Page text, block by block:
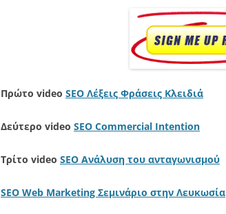
Πρώτο video SEO Λέξεις Φράσεις Κλειδιά
Δεύτερο video SEO Commercial Intention
Τρίτο video SEO Ανάλυση του ανταγωνισμού
SEO Web Marketing Σεμινάριο στην Λευκωσία